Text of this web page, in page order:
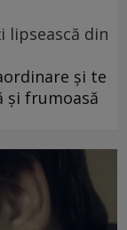
lipsească din
și te
și frumoasă